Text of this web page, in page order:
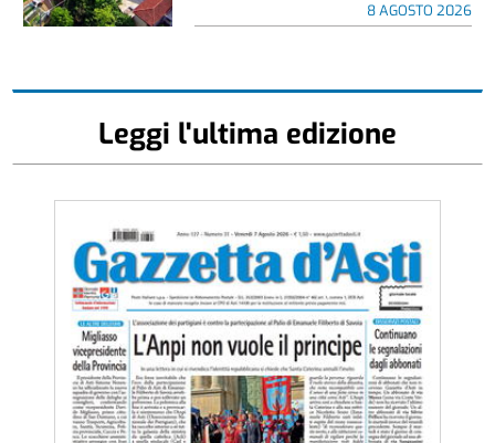
8 AGOSTO 2026
Leggi l'ultima edizione